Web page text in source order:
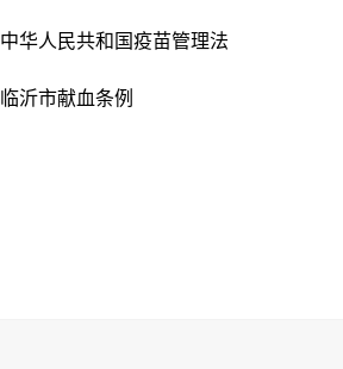
中华人民共和国疫苗管理法
临沂市献血条例